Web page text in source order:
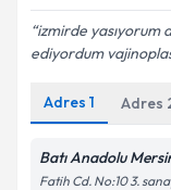
Metni 'ni
izmirde yasıyorum
ediyordum
Adres 1 Adres
Batı Anadolu
Fatih Cd. No:10 3.